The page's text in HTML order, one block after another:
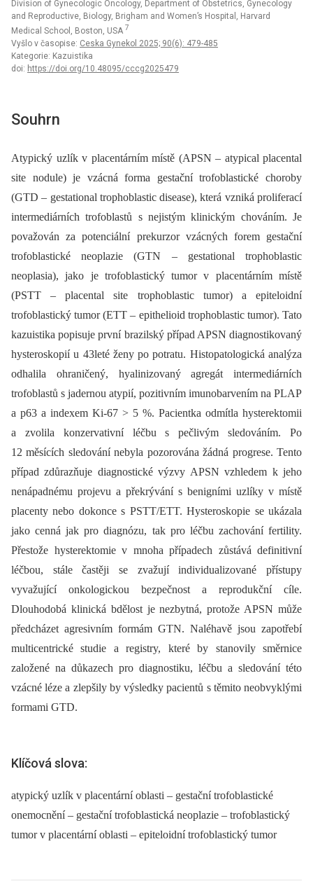
Division of Gynecologic Oncology, Department of Obstetrics, Gynecology
and Reproductive, Biology, Brigham and Women’s Hospital, Harvard
Medical School, Boston, USA 7
Vyšlo v časopise: Ceska Gynekol 2025; 90(6): 479-485
Kategorie: Kazuistika
doi: https://doi.org/10.48095/cccg2025479
Souhrn
Atypický uzlík v placentárním místě (APSN –⁠ atypical placental
site nodule) je vzácná forma gestační trofoblastické choroby
(GTD –⁠ gestational trophoblastic disease), která vzniká proliferací
intermediárních trofoblastů s nejistým klinickým chováním. Je
považován za potenciální prekurzor vzácných forem gestační
trofoblastické neoplazie (GTN –⁠ gestational trophoblastic
neoplasia), jako je trofoblastický tumor v placentárním místě
(PSTT –⁠ placental site trophoblastic tumor) a epiteloidní
trofoblastický tumor (ETT –⁠ epithelioid trophoblastic tumor). Tato
kazuistika popisuje první brazilský případ APSN diagnostikovaný
hysteroskopií u 43leté ženy po potratu. Histopatologická analýza
odhalila ohraničený, hyalinizovaný agregát intermediárních
trofoblastů s jadernou atypií, pozitivním imunobarvením na PLAP
a p63 a indexem Ki-67 > 5 %. Pacientka odmítla hysterektomii
a zvolila konzervativní léčbu s pečlivým sledováním. Po
12 měsících sledování nebyla pozorována žádná progrese. Tento
případ zdůrazňuje diagnostické výzvy APSN vzhledem k jeho
nenápadnému projevu a překrývání s benigními uzlíky v místě
placenty nebo dokonce s PSTT/ETT. Hysteroskopie se ukázala
jako cenná jak pro diagnózu, tak pro léčbu zachování fertility.
Přestože hysterektomie v mnoha případech zůstává definitivní
léčbou, stále častěji se zvažují individualizované přístupy
vyvažující onkologickou bezpečnost a reprodukční cíle.
Dlouhodobá klinická bdělost je nezbytná, protože APSN může
předcházet agresivním formám GTN. Naléhavě jsou zapotřebí
multicentrické studie a registry, které by stanovily směrnice
založené na důkazech pro diagnostiku, léčbu a sledování této
vzácné léze a zlepšily by výsledky pacientů s těmito neobvyklými
formami GTD.
Klíčová slova:
atypický uzlík v placentární oblasti – gestační trofoblastické
onemocnění – gestační trofoblastická neoplazie – trofoblastický
tumor v placentární oblasti – epiteloidní trofoblastický tumor